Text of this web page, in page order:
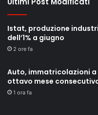
Istat, produzione
dell’1% a giugno
2 ore fa
Auto, immatricolazioni a
ottavo mese
1 ora fa